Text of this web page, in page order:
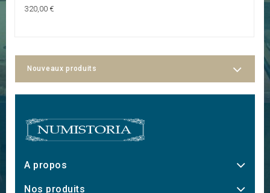
320,00 €
Nouveaux produits
A propos
Nos produits